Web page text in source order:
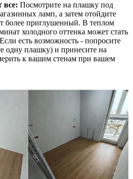
все: Посмотрите на плашку под
ламп, а затем отойдите
более приглушенный. В теплом
холодного оттенка может стать
есть возможность - попросите
одну плашку) и принесите на
к вашим стенам при вашем